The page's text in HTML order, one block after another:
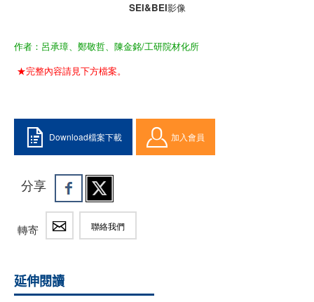
SEI&BEI影像
作者：呂承璋、鄭敬哲、陳金銘/工研院材化所
★完整內容請見下方檔案。
Download檔案下載 加入會員
分享
轉寄 聯絡我們
延伸閱讀